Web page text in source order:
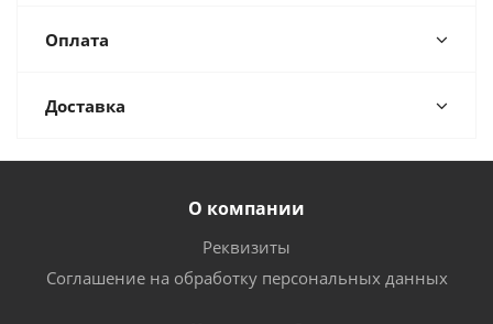
Оплата
Доставка
О компании
Реквизиты
Соглашение на обработку персональных данных